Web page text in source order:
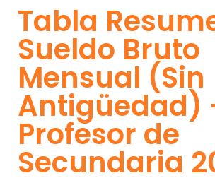
Tabla
Sueldo Bruto
Mensual (Sin
Antigüedad)
Profesor de
Secundaria